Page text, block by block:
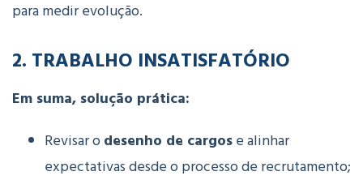
para medir evolução.
2. TRABALHO INSATISFATÓRIO
Em suma, solução prática:
Revisar odesenho de cargose alinhar
expectativas desde o processo de recrutamento;